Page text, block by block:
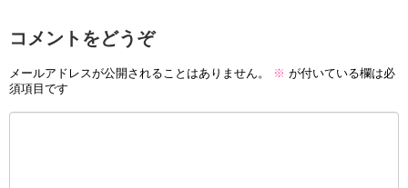
コメントをどうぞ
メールアドレスが公開されることはありません。 ※ が付いている欄は必
須項目です